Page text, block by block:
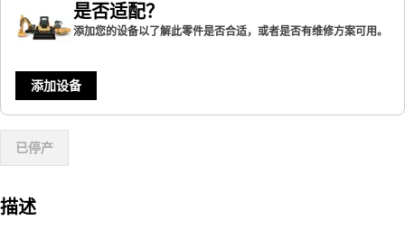
是否适配？
添加您的设备以了解此零件是否合适，或者是否有维修方案可用。
添加设备
已停产
描述